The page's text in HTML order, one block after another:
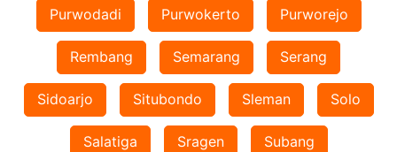
Purwodadi Purwokerto Purworejo
Rembang Semarang Serang
Sidoarjo Situbondo Sleman Solo
Salatiga Sragen Subang